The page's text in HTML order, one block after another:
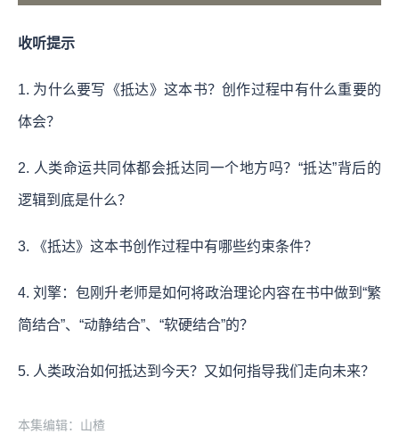
收听提示
1. 为什么要写《抵达》这本书？创作过程中有什么重要的
体会？
2. 人类命运共同体都会抵达同一个地方吗？“抵达”背后的
逻辑到底是什么？
3. 《抵达》这本书创作过程中有哪些约束条件？
4. 刘擎：包刚升老师是如何将政治理论内容在书中做到“繁
简结合”、“动静结合”、“软硬结合”的？
5. 人类政治如何抵达到今天？又如何指导我们走向未来？
本集编辑：山楂